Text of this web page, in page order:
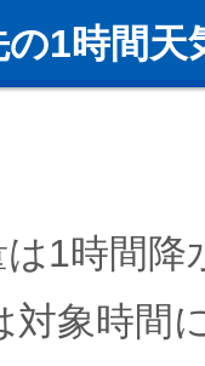
の1時間天
1時間降
対象時間